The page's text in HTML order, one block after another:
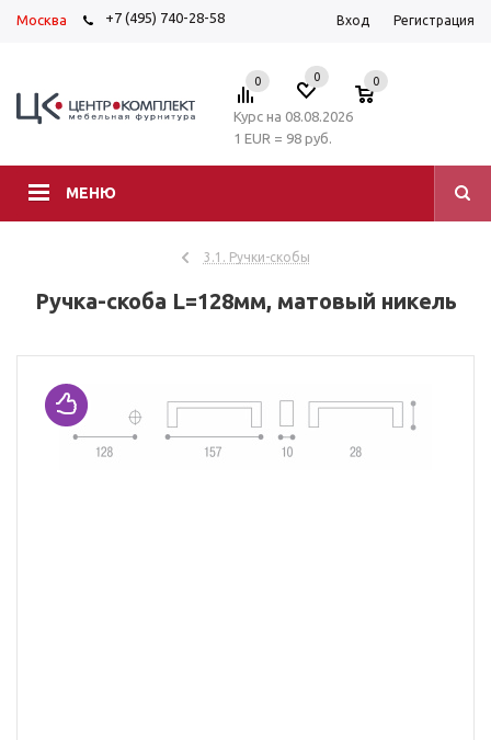
Москва +7 (495) 740-28-58 Вход Регистрация
МЕНЮ
0 0 0
Курс на 08.08.2026
1 EUR = 98 руб.
3.1. Ручки-скобы
Ручка-скоба L=128мм, матовый никель